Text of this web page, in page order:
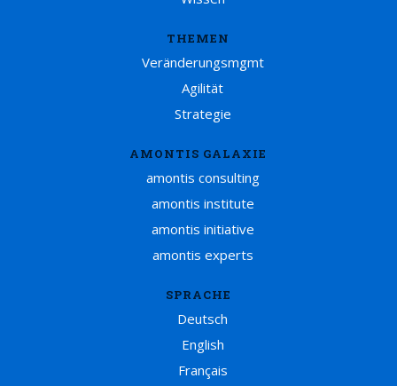
THEMEN
Veränderungsmgmt
Agilität
Strategie
AMONTIS GALAXIE
amontis consulting
amontis institute
amontis initiative
amontis experts
SPRACHE
Deutsch
English
Français